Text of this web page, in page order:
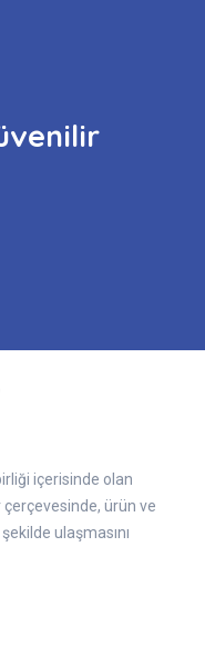
içerisinde olan
ürün ve
ulaşmasını